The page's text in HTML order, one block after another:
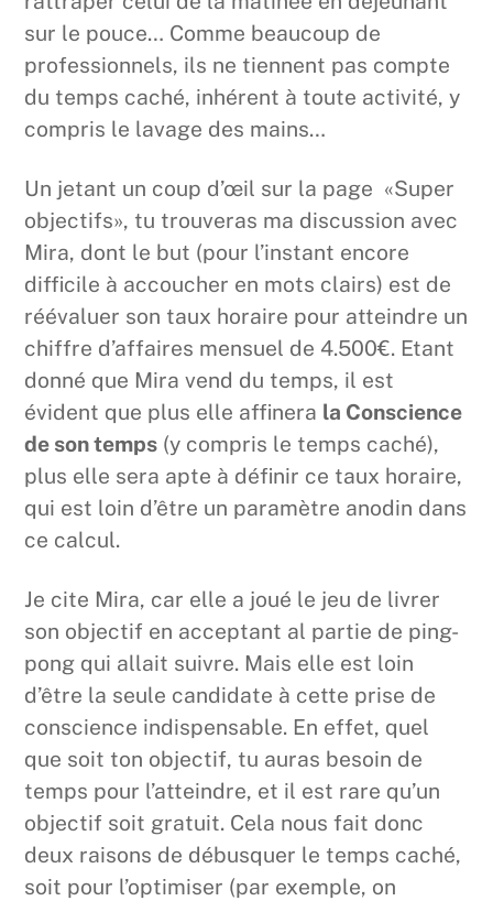
sur le pouce… Comme beaucoup de
professionnels, ils ne tiennent pas compte
du temps caché, inhérent à toute activité, y
compris le lavage des mains…
Un jetant un coup d’œil sur la page «Super
objectifs», tu trouveras ma discussion avec
Mira, dont le but (pour l’instant encore
difficile à accoucher en mots clairs) est de
réévaluer son taux horaire pour atteindre un
chiffre d’affaires mensuel de 4.500€. Etant
donné que Mira vend du temps, il est
évident que plus elle affinera la Conscience
de son temps (y compris le temps caché),
plus elle sera apte à définir ce taux horaire,
qui est loin d’être un paramètre anodin dans
ce calcul.
Je cite Mira, car elle a joué le jeu de livrer
son objectif en acceptant al partie de ping-
pong qui allait suivre. Mais elle est loin
d’être la seule candidate à cette prise de
conscience indispensable. En effet, quel
que soit ton objectif, tu auras besoin de
temps pour l’atteindre, et il est rare qu’un
objectif soit gratuit. Cela nous fait donc
deux raisons de débusquer le temps caché,
soit pour l’optimiser (par exemple, on